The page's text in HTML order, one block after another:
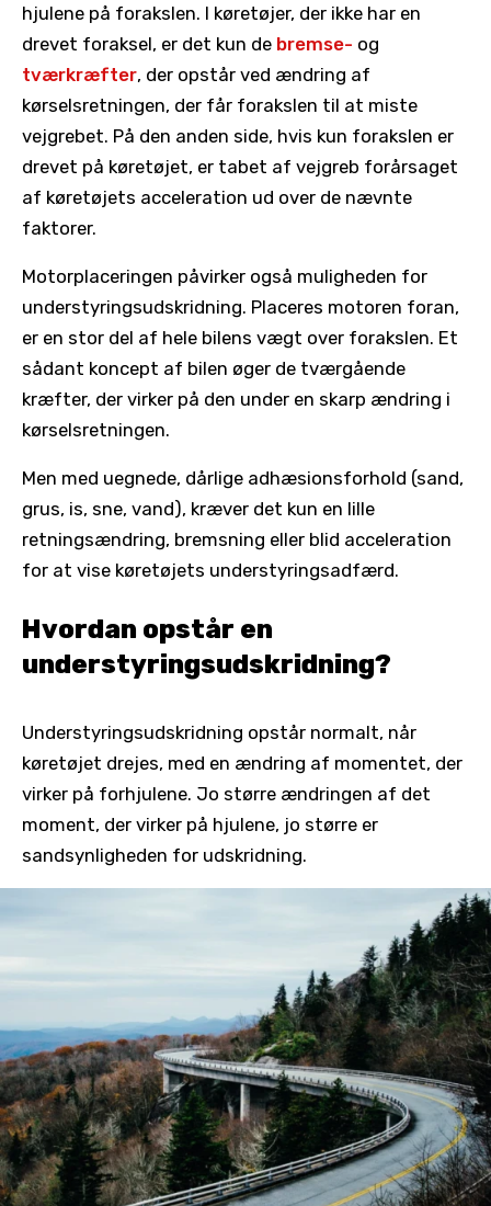
hjulene på forakslen. I køretøjer, der ikke har en
drevet foraksel, er det kun de bremse- og
tværkræfter, der opstår ved ændring af
kørselsretningen, der får forakslen til at miste
vejgrebet. På den anden side, hvis kun forakslen er
drevet på køretøjet, er tabet af vejgreb forårsaget
af køretøjets acceleration ud over de nævnte
faktorer.
Motorplaceringen påvirker også muligheden for
understyringsudskridning. Placeres motoren foran,
er en stor del af hele bilens vægt over forakslen. Et
sådant koncept af bilen øger de tværgående
kræfter, der virker på den under en skarp ændring i
kørselsretningen.
Men med uegnede, dårlige adhæsionsforhold (sand,
grus, is, sne, vand), kræver det kun en lille
retningsændring, bremsning eller blid acceleration
for at vise køretøjets understyringsadfærd.
Hvordan opstår en
understyringsudskridning?
Understyringsudskridning opstår normalt, når
køretøjet drejes, med en ændring af momentet, der
virker på forhjulene. Jo større ændringen af det
moment, der virker på hjulene, jo større er
sandsynligheden for udskridning.